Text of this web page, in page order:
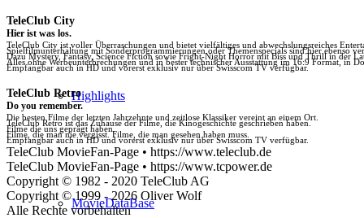
Highlights
MovieDataBase
TeleClub City
Hier ist was los.
TeleClub City ist voller Überraschungen und bietet vielfältiges und abwechslungsreiches
Spielfilmunterhaltung mit Sonderprogrammierungen oder Themenspecials sind hier ebenso
Dazu Mystery, Fantasy, Science Fiction sowie Fright-Night Horror mit Biss und Thrill in der
Alles ohne Werbeunterbrechungen und in bester technischer Ausstattung im 16:9 Format, in
Empfangbar auch in HD und vorerst exklusiv nur über Swisscom TV verfügbar.
TeleClub Retro
Do you remember.
Die besten Filme der letzten Jahrzehnte und zeitlose Klassiker vereint an einem Ort.
TeleClub Retro ist das Zuhause der Filme, die Kinogeschichte geschrieben haben.
Filme die uns geprägt haben.
Filme, die man nie vergisst. Filme, die man gesehen haben muss.
Empfangbar auch in HD und vorerst exklusiv nur über Swisscom TV verfügbar.
TeleClub MovieFan-Page • https://www.teleclub.de
TeleClub MovieFan-Page • https://www.tcpower.de
Copyright © 1982 - 2020 TeleClub AG
Copyright © 1999 - 2026 Oliver Wolf
Alle Rechte vorbehalten